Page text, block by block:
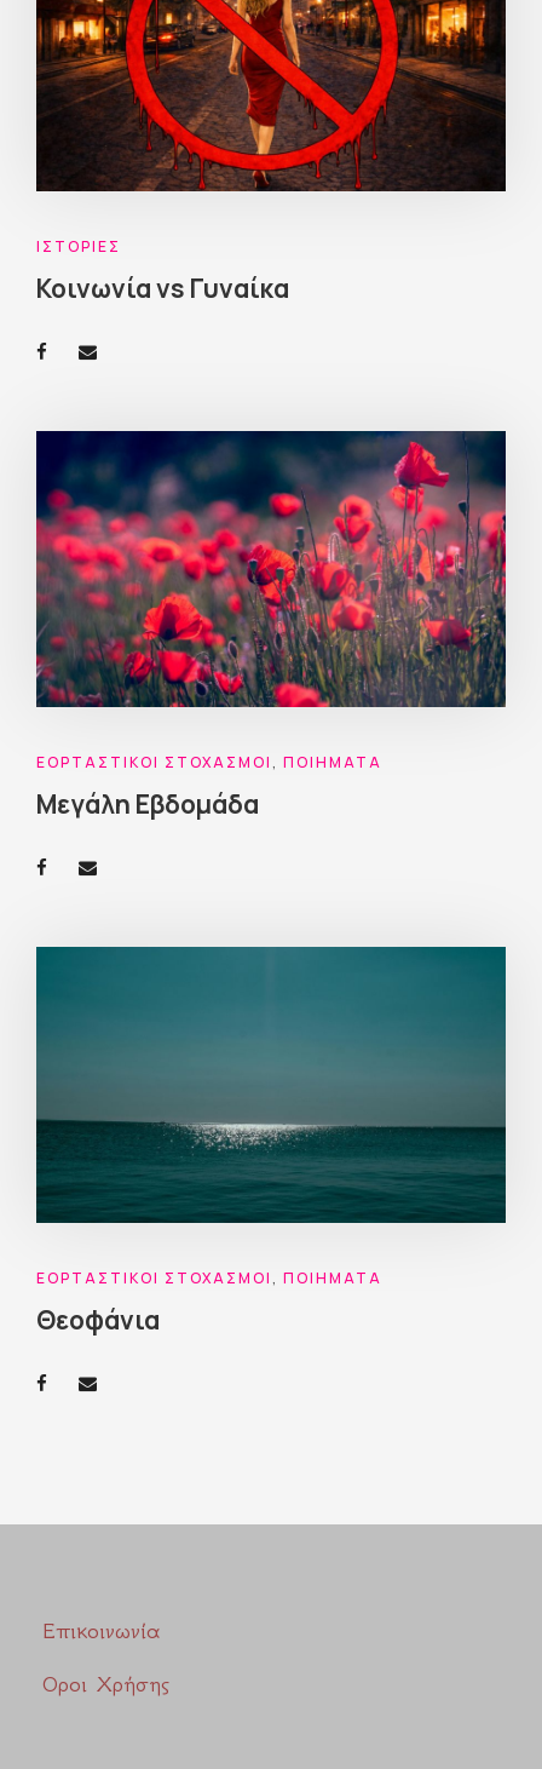
ΙΣΤΟΡΊΕΣ
Κοινωνία vs Γυναίκα
ΕΟΡΤΑΣΤΙΚΟΊ ΣΤΟΧΑΣΜΟΊ, ΠΟΙΉΜΑΤΑ
Μεγάλη Εβδομάδα
ΕΟΡΤΑΣΤΙΚΟΊ ΣΤΟΧΑΣΜΟΊ, ΠΟΙΉΜΑΤΑ
Θεοφάνια
Επικοινωνία
Οροι Χρήσης